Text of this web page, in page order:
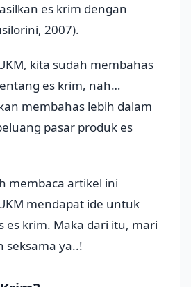
es krim dengan
2007).
kita sudah membahas
es krim, nah…
membahas lebih dalam
pasar produk es
membaca artikel ini
mendapat ide untuk
es krim. Maka dari itu, mari
seksama ya..!